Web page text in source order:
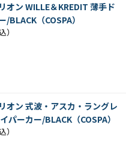
オン WILLE＆KREDIT 薄手ド
/BLACK（COSPA）
オン 式波・アスカ・ラングレ
パーカー/BLACK（COSPA）